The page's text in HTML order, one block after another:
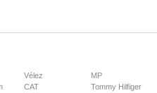
Vélez
CAT
MP
Tommy Hilfiger